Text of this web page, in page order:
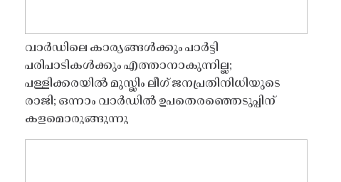
വാർഡിലെ കാര്യങ്ങൾക്കും പാർട്ടി
പരിപാടികൾക്കും എത്താനാകുന്നില്ല;
പള്ളിക്കരയിൽ മുസ്ലിം ലീഗ് ജനപ്രതിനിധിയുടെ
രാജി; ഒന്നാം വാർഡിൽ ഉപതെരഞ്ഞെടുപ്പിന്
കളമൊരുങ്ങുന്നു